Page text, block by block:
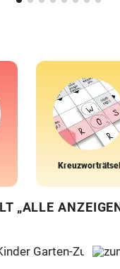
Kreuzworträtsel
„ALLE